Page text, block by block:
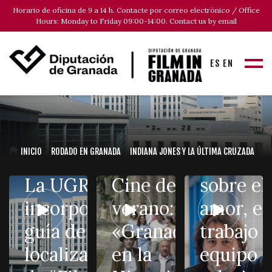
Horario de oficina de 9 a 14 h. Contacte por correo electrónico / Office
Hours: Monday to Friday 09:00-14:00. Contact us by email
ES EN
INICIO RODADO EN GRANADA INDIANA JONES Y LA ÚLTIMA CRUZADA
La UGR se
incorpora a la
guía de
localizaciones
Cine de
verano:
«Granada
en la
Isaki
Premio
una
sobre el
amor, el
trabajo
equipo
‘Segundo
Premio’,
la
película